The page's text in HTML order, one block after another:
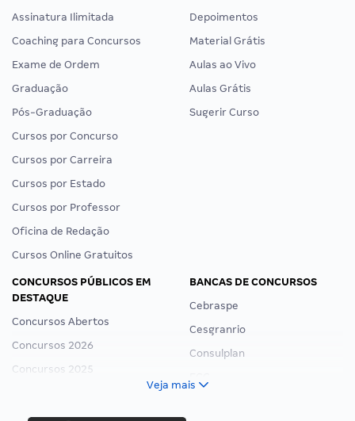
Assinatura Ilimitada
Coaching para Concursos
Exame de Ordem
Graduação
Pós-Graduação
Cursos por Concurso
Cursos por Carreira
Cursos por Estado
Cursos por Professor
Oficina de Redação
Cursos Online Gratuitos
Depoimentos
Material Grátis
Aulas ao Vivo
Aulas Grátis
Sugerir Curso
CONCURSOS PÚBLICOS EM
DESTAQUE
Concursos Abertos
Concursos 2026
Concursos 2025
Concurso Ibama
BANCAS DE CONCURSOS
Cebraspe
Cesgranrio
Consulplan
Veja mais